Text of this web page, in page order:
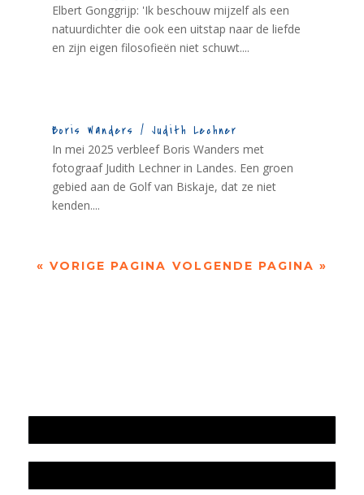
Elbert Gonggrijp: 'Ik beschouw mijzelf als een
natuurdichter die ook een uitstap naar de liefde
en zijn eigen filosofieën niet schuwt....
Boris Wanders / Judith Lechner
In mei 2025 verbleef Boris Wanders met
fotograaf Judith Lechner in Landes. Een groen
gebied aan de Golf van Biskaje, dat ze niet
kenden....
« VORIGE PAGINA VOLGENDE PAGINA »